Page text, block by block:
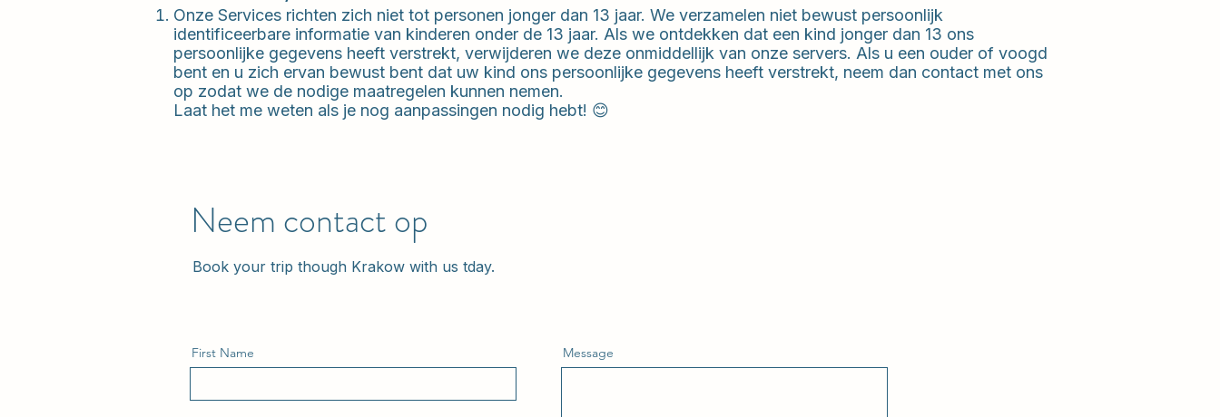
Onze Services richten zich niet tot personen jonger dan 13 jaar. We verzamelen niet bewust persoonlijk
identificeerbare informatie van kinderen onder de 13 jaar. Als we ontdekken dat een kind jonger dan 13 ons
persoonlijke gegevens heeft verstrekt, verwijderen we deze onmiddellijk van onze servers. Als u een ouder of voogd
bent en u zich ervan bewust bent dat uw kind ons persoonlijke gegevens heeft verstrekt, neem dan contact met ons
op zodat we de nodige maatregelen kunnen nemen.
Laat het me weten als je nog aanpassingen nodig hebt! 😊
Neem contact op
Book your trip though Krakow with us tday.
First Name Message